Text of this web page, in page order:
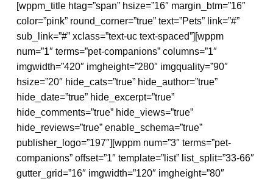
[wppm_title htag=”span” hsize=”16″ margin_btm=”16″
color=”pink” round_corner=”true” text=”Pets” link=”#”
sub_link=”#” xclass=”text-uc text-spaced”][wppm
num=”1″ terms=”pet-companions” columns=”1″
imgwidth=”420″ imgheight=”280″ imgquality=”90″
hsize=”20″ hide_cats=”true” hide_author=”true”
hide_date=”true” hide_excerpt=”true”
hide_comments=”true” hide_views=”true”
hide_reviews=”true” enable_schema=”true”
publisher_logo=”197″][wppm num=”3″ terms=”pet-
companions” offset=”1″ template=”list” list_split=”33-66″
gutter_grid=”16″ imgwidth=”120″ imgheight=”80″